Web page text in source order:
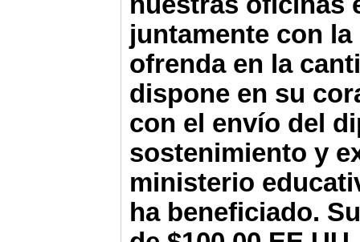
juntamente con
ofrenda en la
dispone en su
con el envío del
sostenimiento y
ministerio
ha beneficiado. S